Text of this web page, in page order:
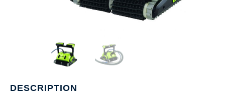
DESCRIPTION